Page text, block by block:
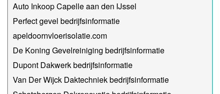
Auto Inkoop Capelle aan den IJssel
Perfect gevel bedrijfsinformatie
apeldoornvloerisolatie.com
De Koning Gevelreiniging bedrijfsinformatie
Dupont Dakwerk bedrijfsinformatie
Van Der Wijck Daktechniek bedrijfsinformatie